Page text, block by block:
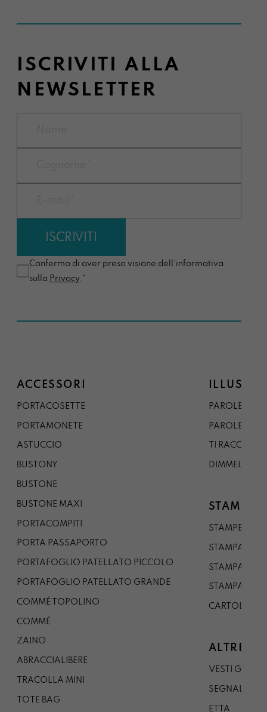
ISCRIVITI ALLA
NEWSLETTER
Confermo di aver preso visione dell'informativa
sulla Privacy.*
ACCESSORI
PORTACOSETTE
PORTAMONETE
ASTUCCIO
BUSTONY
BUSTONE
BUSTONE MAXI
PORTACOMPITI
PORTA PASSAPORTO
PORTAFOGLIO PATELLATO PICCOLO
PORTAFOGLIO PATELLATO GRANDE
COMMÉ TOPOLINO
COMMÉ
ZAINO
ABRACCIALIBERE
TRACOLLA MINI
TOTE BAG
PAROLE DAL
PAROLE DA
TI
DIMMELO
STAMPE
STAMPE A5
STAMPA A3
STAMPA A1
STAMPA A0
CARTOLINA
ALTRE
VESTI
SEGNALIBRO
ETTA